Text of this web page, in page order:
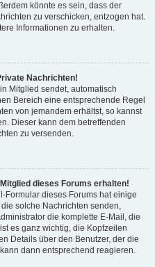
könnte es sein, dass der
zu verschicken, entzogen hat.
Informationen zu erhalten.
Nachrichten!
Mitglied sendet, automatisch
Bereich eine entsprechende Regel
von jemandem erhältst, so kannst
Dieser kann dem betreffenden
zu versenden.
dieses Forums erhalten!
Formular dieses Forums hat einige
solche Nachrichten senden,
die komplette E-Mail, die
es ganz wichtig, die Kopfzeilen
Details über den Benutzer, der die
dann entsprechend reagieren.